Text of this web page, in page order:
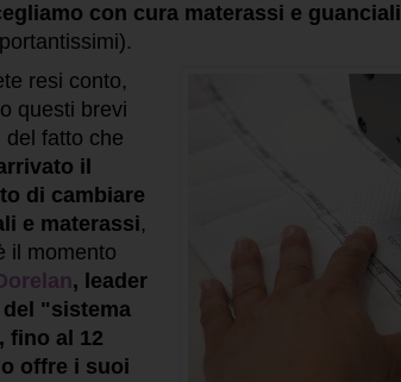
con cura materassi e guanciali
resi conto,
questi brevi
del fatto che
il
di cambiare
e materassi,
il momento
, leader
"sistema
fino al 12
offre i suoi